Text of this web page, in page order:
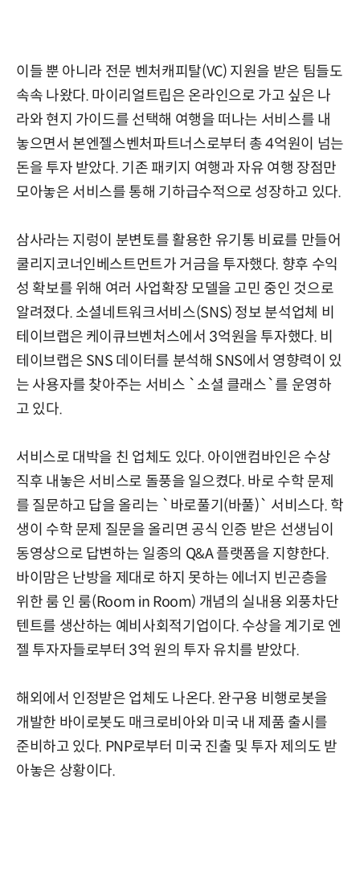
이들 뿐 아니라 전문 벤처캐피탈(VC) 지원을 받은 팀들도
속속 나왔다. 마이리얼트립은 온라인으로 가고 싶은 나
라와 현지 가이드를 선택해 여행을 떠나는 서비스를 내
놓으면서 본엔젤스벤처파트너스로부터 총 4억원이 넘는
돈을 투자 받았다. 기존 패키지 여행과 자유 여행 장점만
모아놓은 서비스를 통해 기하급수적으로 성장하고 있다.
삼사라는 지렁이 분변토를 활용한 유기통 비료를 만들어
쿨리지코너인베스트먼트가 거금을 투자했다. 향후 수익
성 확보를 위해 여러 사업확장 모델을 고민 중인 것으로
알려졌다. 소셜네트워크서비스(SNS) 정보 분석업체 비
테이브랩은 케이큐브벤처스에서 3억원을 투자했다. 비
테이브랩은 SNS 데이터를 분석해 SNS에서 영향력이 있
는 사용자를 찾아주는 서비스 `소셜 클래스`를 운영하
고 있다.
서비스로 대박을 친 업체도 있다. 아이앤컴바인은 수상
직후 내놓은 서비스로 돌풍을 일으켰다. 바로 수학 문제
를 질문하고 답을 올리는 `바로풀기(바풀)` 서비스다. 학
생이 수학 문제 질문을 올리면 공식 인증 받은 선생님이
동영상으로 답변하는 일종의 Q&A 플랫폼을 지향한다.
바이맘은 난방을 제대로 하지 못하는 에너지 빈곤층을
위한 룸 인 룸(Room in Room) 개념의 실내용 외풍차단
텐트를 생산하는 예비사회적기업이다. 수상을 계기로 엔
젤 투자자들로부터 3억 원의 투자 유치를 받았다.
해외에서 인정받은 업체도 나온다. 완구용 비행로봇을
개발한 바이로봇도 매크로비아와 미국 내 제품 출시를
준비하고 있다. PNP로부터 미국 진출 및 투자 제의도 받
아놓은 상황이다.